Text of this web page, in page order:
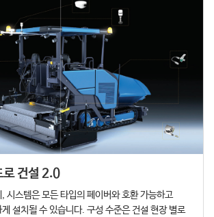
로 건설 2.0
시스템은 모든 타입의 페이버와 호환 가능하고
설치될 수 있습니다. 구성 수준은 건설 현장 별로